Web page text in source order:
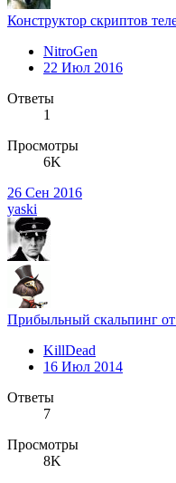
Конструктор скриптов
NitroGen
22 Июл 2016
Ответы
1
Просмотры
6K
26 Сен 2016
yaski
Прибыльный скальпинг
KillDead
16 Июл 2014
Ответы
7
Просмотры
8K